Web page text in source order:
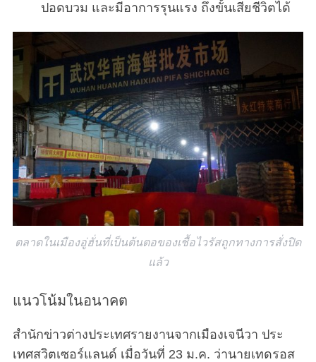
ปอดบวม และมีอาการรุนแรง ถึงขั้นเสียชีวิตได้
ตลาดในเมืองอู่ฮั่นที่เป็นต้นตอของเชื้อไวรัสถูกทางการสั่งปิด
แล้ว
แนวโน้มในอนาคต
สำนักข่าวต่างประเทศรายงานจากเมืองเจนีวา ประ
เทศสวิตเซอร์แลนด์ เมื่อวันที่ 23 ม.ค. ว่านายเทดรอส